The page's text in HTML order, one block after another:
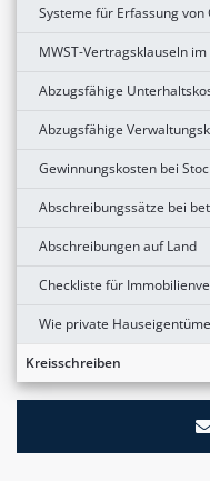
Systeme für Erfassung
MWST-Vertragsklauseln
Abzugsfähige
Abzugsfähige
Gewinnungskosten bei
Abschreibungssätze bei
Abschreibungen auf Land
Checkliste für
Wie private
Kreisschreiben